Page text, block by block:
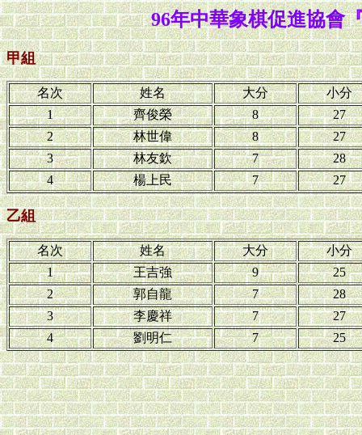
96年中華象棋促進協會
甲組
名次 姓名 大分
小分
1
齊俊榮 8
27
2
林世偉 8
27
3
林友欽 7
28
4
楊上民 7 27
乙組
名次 姓名 大分
小分
1
王吉強 9
25
2
郭自龍 7
28
3
李慶祥 7
27
4
劉明仁 7 25